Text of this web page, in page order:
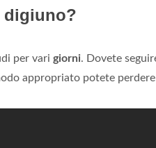
digiuno?
per vari giorni. Dovete
appropriato potete